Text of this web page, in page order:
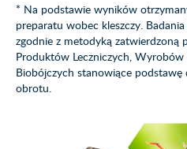
* Na podstawie wyników
preparatu wobec kleszczy.
zgodnie z metodyką zatwierdzoną
Produktów Leczniczych,
Biobójczych stanowiące
obrotu.